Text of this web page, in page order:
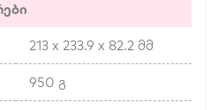
213 x 233.9 x 82.2 მმ
950 გ